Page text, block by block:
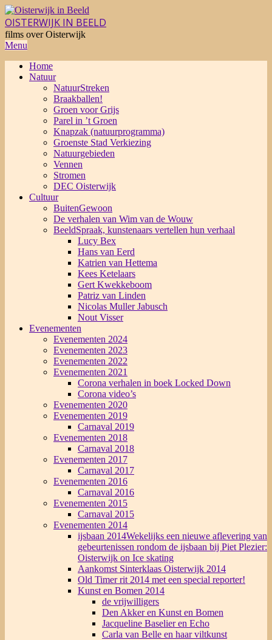
Skip
to
content
OISTERWIJK IN BEELD
films over Oisterwijk
Primary
Menu
Menu
Home
Natuur
NatuurStreken
Braakballen!
Groen voor Grijs
Parel in ’t Groen
Knapzak (natuurprogramma)
Groenste Stad Verkiezing
Natuurgebieden
Vennen
Stromen
DEC Oisterwijk
Cultuur
BuitenGewoon
De verhalen van Wim van de Wouw
BeeldSpraak, kunstenaars vertellen hun verhaal
Lucy Bex
Hans van Eerd
Katrien van Hettema
Kees Ketelaars
Gert Kwekkeboom
Patriz van Linden
Nicolas Muller Jabusch
Nout Visser
Evenementen
Evenementen 2024
Evenementen 2023
Evenementen 2022
Evenementen 2021
Corona verhalen in boek Locked Down
Corona video’s
Evenementen 2020
Evenementen 2019
Carnaval 2019
Evenementen 2018
Carnaval 2018
Evenementen 2017
Carnaval 2017
Evenementen 2016
Carnaval 2016
Evenementen 2015
Carnaval 2015
Evenementen 2014
ijsbaan 2014Wekelijks een nieuwe aflevering van
gebeurtenissen rondom de ijsbaan bij Piet Plezier:
Oisterwijk on Ice skating
Aankomst Sinterklaas Oisterwijk 2014
Old Timer rit 2014 met een special reporter!
Kunst en Bomen 2014
de vrijwilligers
Den Akker en Kunst en Bomen
Jacqueline Baselier en Echo
Carla van Belle en haar viltkunst